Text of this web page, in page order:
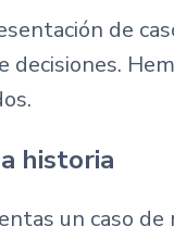
de
decisiones.
historia
un caso de